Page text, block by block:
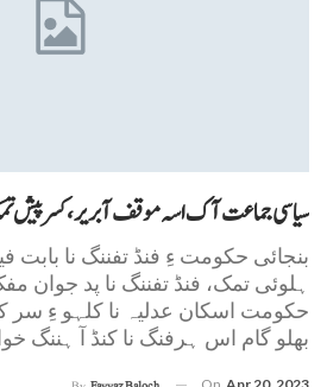
سیاسی جماعت آک اسہ موقف آ بریر، کسر
بنجائی حکومت ءِ فنڈ تفننگ نا بابت
ہلوئی تمک، فنڈ تفننگ نا پد جوان
حکومت اسکان عدلیہ نا کلہو ءِ سر
بھلو گام اس ہرفنگ نا کنڈ آ ہننگ